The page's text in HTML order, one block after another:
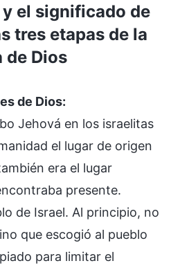
el significado de
tres etapas de la
de Dios
de Dios:
Jehová en los israelitas
el lugar de origen
era el lugar
presente.
de Israel. Al principio, no
que escogió al pueblo
para limitar el